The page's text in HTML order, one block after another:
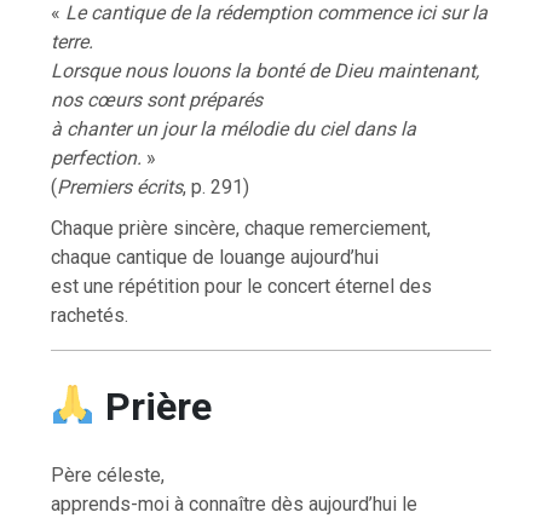
« Le cantique de la rédemption commence ici sur la
terre.
Lorsque nous louons la bonté de Dieu maintenant,
nos cœurs sont préparés
à chanter un jour la mélodie du ciel dans la
perfection. »
(Premiers écrits, p. 291)
Chaque prière sincère, chaque remerciement,
chaque cantique de louange aujourd’hui
est une répétition pour le concert éternel des
rachetés.
Prière
Père céleste,
apprends-moi à connaître dès aujourd’hui le